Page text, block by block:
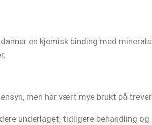
en kjemisk binding med
men har vært mye brukt på
underlaget, tidligere behandling